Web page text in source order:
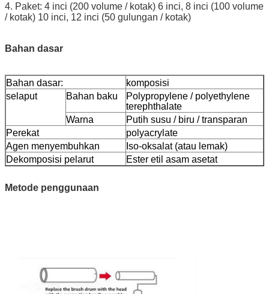
4. Paket: 4 inci (200 volume / kotak) 6 inci, 8 inci (100 volume
/ kotak) 10 inci, 12 inci (50 gulungan / kotak)
Bahan dasar
Bahan dasar:
komposisi
selaput
Bahan baku
Polypropylene / polyethylene
terephthalate
Warna
Putih susu / biru / transparan
Perekat
polyacrylate
Agen menyembuhkan
Iso-oksalat (atau lemak)
Dekomposisi pelarut
Ester etil asam asetat
Metode penggunaan